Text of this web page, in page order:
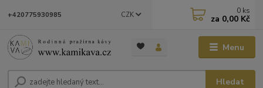
Menu
CZK
Hledat
+420775930985 0 ks
za 0,00 Kč